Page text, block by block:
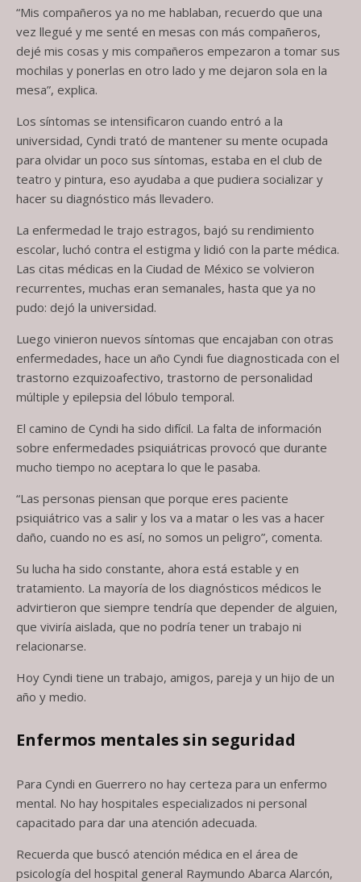
“Mis compañeros ya no me hablaban, recuerdo que una
vez llegué y me senté en mesas con más compañeros,
dejé mis cosas y mis compañeros empezaron a tomar sus
mochilas y ponerlas en otro lado y me dejaron sola en la
mesa”, explica.
Los síntomas se intensificaron cuando entró a la
universidad, Cyndi trató de mantener su mente ocupada
para olvidar un poco sus síntomas, estaba en el club de
teatro y pintura, eso ayudaba a que pudiera socializar y
hacer su diagnóstico más llevadero.
La enfermedad le trajo estragos, bajó su rendimiento
escolar, luchó contra el estigma y lidió con la parte médica.
Las citas médicas en la Ciudad de México se volvieron
recurrentes, muchas eran semanales, hasta que ya no
pudo: dejó la universidad.
Luego vinieron nuevos síntomas que encajaban con otras
enfermedades, hace un año Cyndi fue diagnosticada con el
trastorno ezquizoafectivo, trastorno de personalidad
múltiple y epilepsia del lóbulo temporal.
El camino de Cyndi ha sido difícil. La falta de información
sobre enfermedades psiquiátricas provocó que durante
mucho tiempo no aceptara lo que le pasaba.
“Las personas piensan que porque eres paciente
psiquiátrico vas a salir y los va a matar o les vas a hacer
daño, cuando no es así, no somos un peligro”, comenta.
Su lucha ha sido constante, ahora está estable y en
tratamiento. La mayoría de los diagnósticos médicos le
advirtieron que siempre tendría que depender de alguien,
que viviría aislada, que no podría tener un trabajo ni
relacionarse.
Hoy Cyndi tiene un trabajo, amigos, pareja y un hijo de un
año y medio.
Enfermos mentales sin seguridad
Para Cyndi en Guerrero no hay certeza para un enfermo
mental. No hay hospitales especializados ni personal
capacitado para dar una atención adecuada.
Recuerda que buscó atención médica en el área de
psicología del hospital general Raymundo Abarca Alarcón,